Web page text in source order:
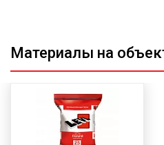
Материалы на